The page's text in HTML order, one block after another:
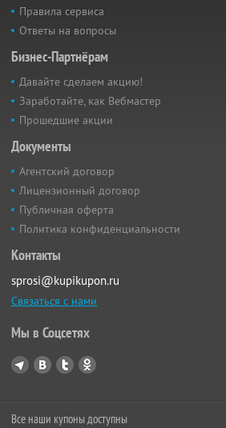
Правила сервиса
Ответы на вопросы
Бизнес-Партнёрам
Давайте сделаем акцию!
Заработайте, как Вебмастер
Прошедшие акции
Документы
Агентский договор
Лицензионный договор
Публичная оферта
Политика конфиденциальности
Контакты
sprosi@kupikupon.ru
Связаться с нами
Мы в Соцсетях
Все наши купоны доступны